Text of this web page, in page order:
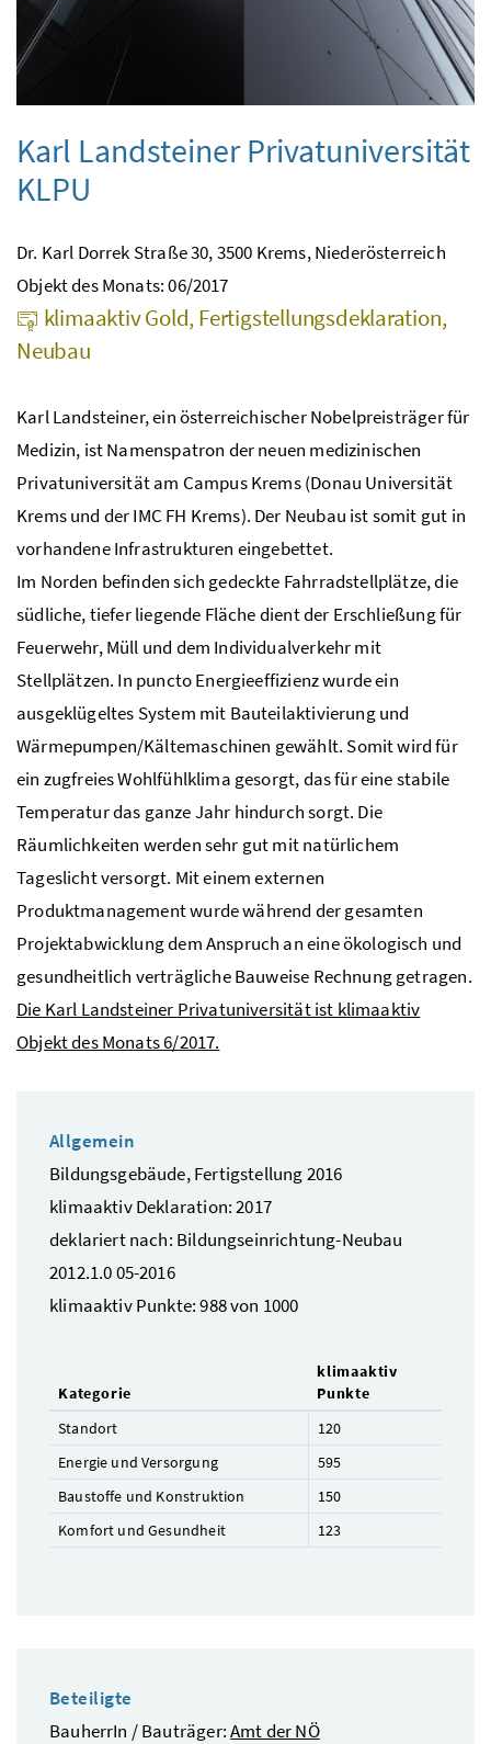
Karl Landsteiner Privatuniversität
KLPU
Dr. Karl Dorrek Straße 30, 3500 Krems, Niederösterreich
Objekt des Monats: 06/2017
klimaaktiv Gold, Fertigstellungsdeklaration,
Neubau
Karl Landsteiner, ein österreichischer Nobelpreisträger für
Medizin, ist Namenspatron der neuen medizinischen
Privatuniversität am Campus Krems (Donau Universität
Krems und der IMC FH Krems). Der Neubau ist somit gut in
vorhandene Infrastrukturen eingebettet.
Im Norden befinden sich gedeckte Fahrradstellplätze, die
südliche, tiefer liegende Fläche dient der Erschließung für
Feuerwehr, Müll und dem Individualverkehr mit
Stellplätzen. In puncto Energieeffizienz wurde ein
ausgeklügeltes System mit Bauteilaktivierung und
Wärmepumpen/Kältemaschinen gewählt. Somit wird für
ein zugfreies Wohlfühlklima gesorgt, das für eine stabile
Temperatur das ganze Jahr hindurch sorgt. Die
Räumlichkeiten werden sehr gut mit natürlichem
Tageslicht versorgt. Mit einem externen
Produktmanagement wurde während der gesamten
Projektabwicklung dem Anspruch an eine ökologisch und
gesundheitlich verträgliche Bauweise Rechnung getragen.
Die Karl Landsteiner Privatuniversität ist klimaaktiv
Objekt des Monats 6/2017.
Allgemein
Bildungsgebäude, Fertigstellung 2016
klimaaktiv Deklaration: 2017
deklariert nach: Bildungseinrichtung-Neubau
2012.1.0 05-2016
klimaaktiv Punkte: 988 von 1000
Kategorie
klimaaktiv
Punkte
Standort
120
Energie und Versorgung
595
Baustoffe und Konstruktion
150
Komfort und Gesundheit
123
Beteiligte
BauherrIn / Bauträger:Amt der NÖ